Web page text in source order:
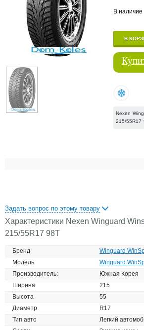
В наличие
В
Nexen
215/55R17
Задать вопрос по этому товару
Характеристики Nexen Winguard
215/55R17 98T
Бренд
Winguard
Модель
Winguard
Производитель:
Южная Корея
Ширина
215
Высота
55
Диаметр
R17
Тип авто
Легкий